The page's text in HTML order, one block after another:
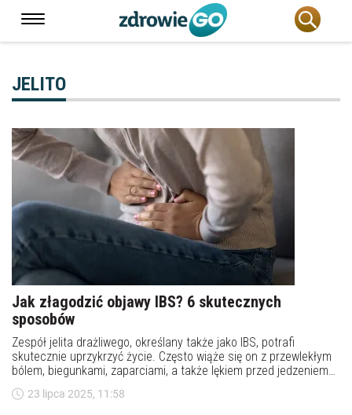
JELITO
Jak złagodzić objawy IBS? 6 skutecznych
sposobów
Zespół jelita drażliwego, określany także jako IBS, potrafi
skutecznie uprzykrzyć życie. Często wiąże się on z przewlekłym
bólem, biegunkami, zaparciami, a także lękiem przed jedzeniem
czy nawet rezygnacją z planów towarzyskich. Są jednak
sposoby, które pozwalają złagodzić objawy IBS.
23 lipca 2025, 11:58